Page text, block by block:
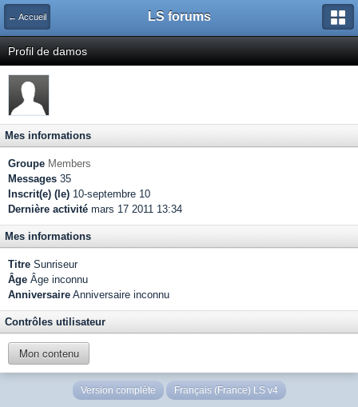
← Accueil LS forums
Profil de damos
Mes informations
Groupe Members
Messages 35
Inscrit(e) (le) 10-septembre 10
Dernière activité mars 17 2011 13:34
Mes informations
Titre Sunriseur
Âge Âge inconnu
Anniversaire Anniversaire inconnu
Contrôles utilisateur
Mon contenu
Version complète Français (France) LS v4